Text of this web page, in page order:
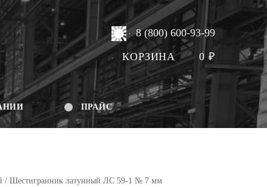
8 (800) 600-93-99
КОРЗИНА 0₽
ПРАЙС
/ Шестигранник латунный ЛС 59-1 № 7 мм